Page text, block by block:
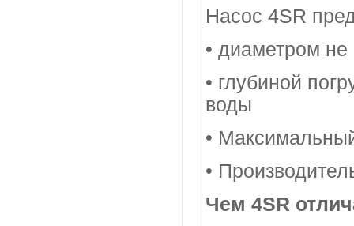
Насос 4SR
• диаметром
• глубиной
воды
•
•
Чем 4SR